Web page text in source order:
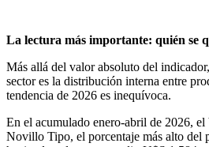
La lectura más importante: quién se
Más allá del valor absoluto del
sector es la distribución interna entre
tendencia de 2026 es inequívoca.
En el acumulado enero-abril de 2026,
Novillo Tipo, el porcentaje más alto del